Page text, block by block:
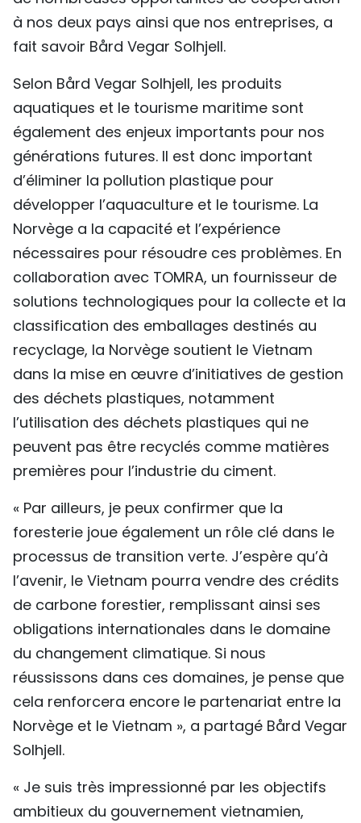
à nos deux pays ainsi que nos entreprises, a
fait savoir Bård Vegar Solhjell.
Selon Bård Vegar Solhjell, les produits
aquatiques et le tourisme maritime sont
également des enjeux importants pour nos
générations futures. Il est donc important
d’éliminer la pollution plastique pour
développer l’aquaculture et le tourisme. La
Norvège a la capacité et l’expérience
nécessaires pour résoudre ces problèmes. En
collaboration avec TOMRA, un fournisseur de
solutions technologiques pour la collecte et la
classification des emballages destinés au
recyclage, la Norvège soutient le Vietnam
dans la mise en œuvre d’initiatives de gestion
des déchets plastiques, notamment
l’utilisation des déchets plastiques qui ne
peuvent pas être recyclés comme matières
premières pour l’industrie du ciment.
« Par ailleurs, je peux confirmer que la
foresterie joue également un rôle clé dans le
processus de transition verte. J’espère qu’à
l’avenir, le Vietnam pourra vendre des crédits
de carbone forestier, remplissant ainsi ses
obligations internationales dans le domaine
du changement climatique. Si nous
réussissons dans ces domaines, je pense que
cela renforcera encore le partenariat entre la
Norvège et le Vietnam », a partagé Bård Vegar
Solhjell.
« Je suis très impressionné par les objectifs
ambitieux du gouvernement vietnamien,